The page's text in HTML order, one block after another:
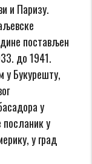
и Паризу.
постављен
до 1941.
у Букурешту,
у
посланик у
у град